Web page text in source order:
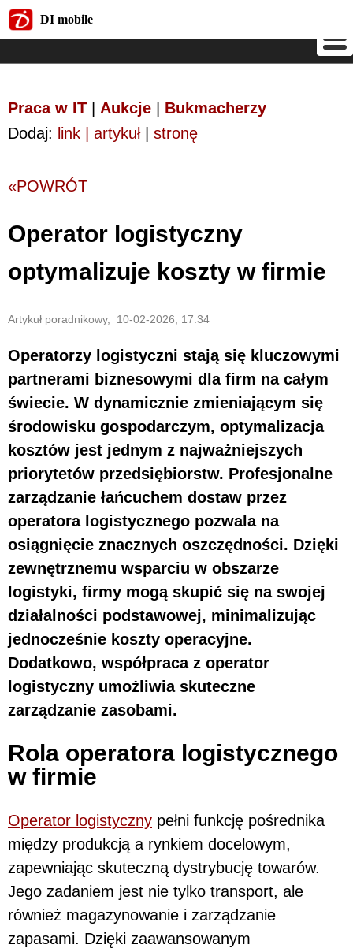
DI mobile
Praca w IT Aukcje
Bukmacherzy
Dodaj: link | artykuł| stronę
«POWRÓT
Operator logistyczny
optymalizuje koszty w firmie
Artykuł poradnikowy, 10-02-2026, 17:34
Operatorzy logistyczni stają się kluczowymi
partnerami biznesowymi dla firm na całym
świecie. W dynamicznie zmieniającym się
środowisku gospodarczym, optymalizacja
kosztów jest jednym z najważniejszych
priorytetów przedsiębiorstw. Profesjonalne
zarządzanie łańcuchem dostaw przez
operatora logistycznego pozwala na
osiągnięcie znacznych oszczędności. Dzięki
zewnętrznemu wsparciu w obszarze
logistyki, firmy mogą skupić się na swojej
działalności podstawowej, minimalizując
jednocześnie koszty operacyjne.
Dodatkowo, współpraca z operator
logistyczny umożliwia skuteczne
zarządzanie zasobami.
Rola operatora logistycznego
w firmie
Operator logistyczny pełni funkcję pośrednika
między produkcją a rynkiem docelowym,
zapewniając skuteczną dystrybucję towarów.
Jego zadaniem jest nie tylko transport, ale
również magazynowanie i zarządzanie
zapasami. Dzięki zaawansowanym
DI mobile